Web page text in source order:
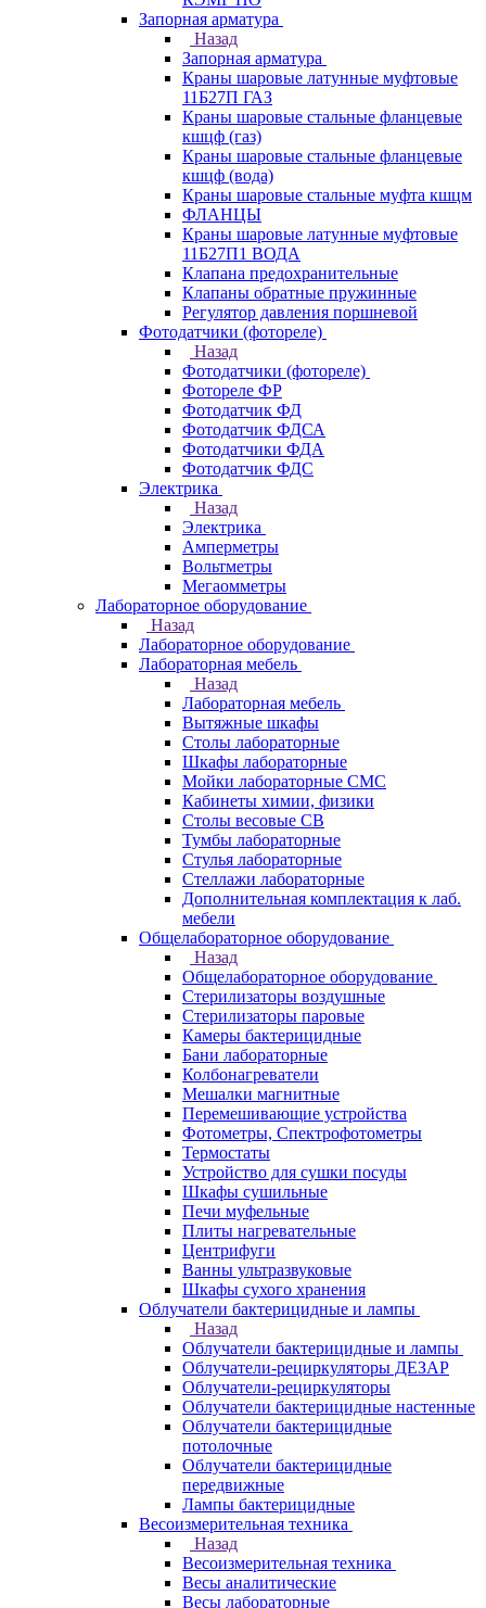
Запорная арматура
Назад
Запорная арматура
Краны шаровые латунные муфтовые
11Б27П ГАЗ
Краны шаровые стальные фланцевые
кшцф (газ)
Краны шаровые стальные фланцевые
кшцф (вода)
Краны шаровые стальные муфта кшцм
ФЛАНЦЫ
Краны шаровые латунные муфтовые
11Б27П1 ВОДА
Клапана предохранительные
Клапаны обратные пружинные
Регулятор давления поршневой
Фотодатчики (фотореле)
Назад
Фотодатчики (фотореле)
Фотореле ФР
Фотодатчик ФД
Фотодатчик ФДСА
Фотодатчики ФДА
Фотодатчик ФДС
Электрика
Назад
Электрика
Амперметры
Вольтметры
Мегаомметры
Лабораторное оборудование
Назад
Лабораторное оборудование
Лабораторная мебель
Назад
Лабораторная мебель
Вытяжные шкафы
Столы лабораторные
Шкафы лабораторные
Мойки лабораторные СМС
Кабинеты химии, физики
Столы весовые СВ
Тумбы лабораторные
Стулья лабораторные
Стеллажи лабораторные
Дополнительная комплектация к лаб.
мебели
Общелабораторное оборудование
Назад
Общелабораторное оборудование
Стерилизаторы воздушные
Стерилизаторы паровые
Камеры бактерицидные
Бани лабораторные
Колбонагреватели
Мешалки магнитные
Перемешивающие устройства
Фотометры, Спектрофотометры
Термостаты
Устройство для сушки посуды
Шкафы сушильные
Печи муфельные
Плиты нагревательные
Центрифуги
Ванны ультразвуковые
Шкафы сухого хранения
Облучатели бактерицидные и лампы
Назад
Облучатели бактерицидные и лампы
Облучатели-рециркуляторы ДЕЗАР
Облучатели-рециркуляторы
Облучатели бактерицидные настенные
Облучатели бактерицидные
потолочные
Облучатели бактерицидные
передвижные
Лампы бактерицидные
Весоизмерительная техника
Назад
Весоизмерительная техника
Весы аналитические
Весы лабораторные